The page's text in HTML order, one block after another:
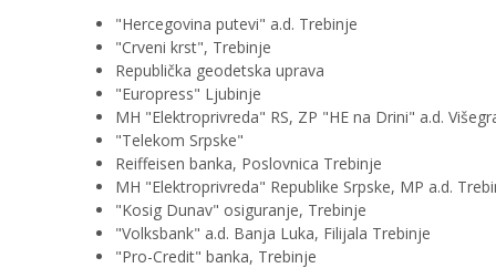
"Hercegovina putevi" a.d. Trebinje
"Crveni krst", Trebinje
Republička geodetska uprava
"Europress" Ljubinje
MH "Elektroprivreda" RS, ZP "HE na Drini" a.d.
"Telekom Srpske"
Reiffeisen banka, Poslovnica Trebinje
MH "Elektroprivreda" Republike Srpske, MP a.d.
"Kosig Dunav" osiguranje, Trebinje
"Volksbank" a.d. Banja Luka, Filijala Trebinje
"Pro-Credit" banka, Trebinje